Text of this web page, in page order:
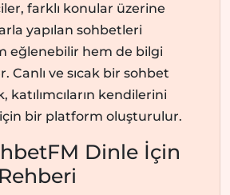
farklı konular üzerine
yapılan sohbetleri
eğlenebilir hem de bilgi
Canlı ve sıcak bir sohbet
katılımcıların kendilerini
bir platform oluşturulur.
Dinle İçin